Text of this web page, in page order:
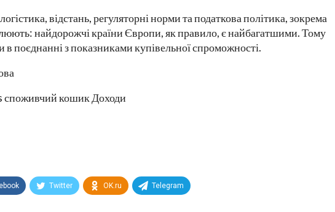
відстань, регуляторні норми та податкова політика, зокрема
найдорожчі країни Європи, як правило, є найбагатшими. Тому
в поєднанні з показниками купівельної спроможності.
кошик Доходи
Twitter OK.ru Telegram